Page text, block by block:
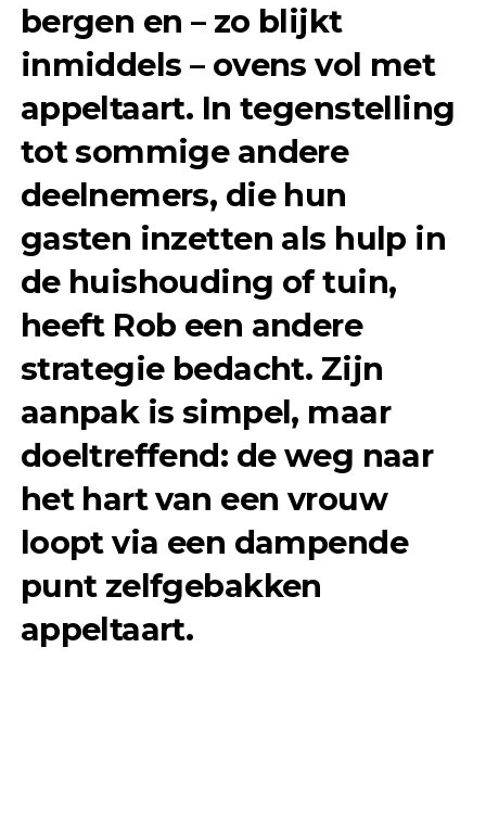
bergen en – zo blijkt
inmiddels – ovens vol met
appeltaart. In tegenstelling
tot sommige andere
deelnemers, die hun
gasten inzetten als hulp in
de huishouding of tuin,
heeft Rob een andere
strategie bedacht. Zijn
aanpak is simpel, maar
doeltreffend: de weg naar
het hart van een vrouw
loopt via een dampende
punt zelfgebakken
appeltaart.